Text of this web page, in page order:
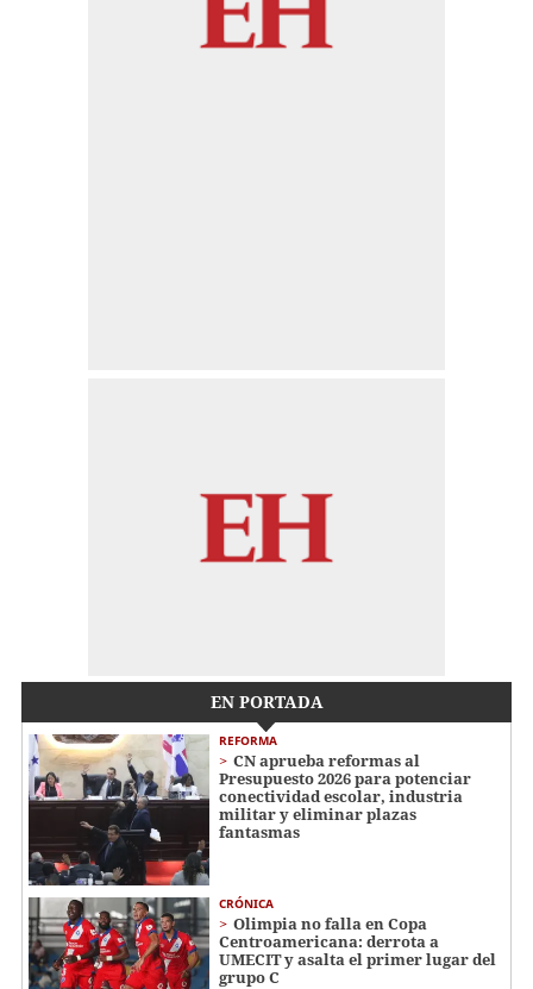
EN PORTADA
REFORMA
CN aprueba reformas al
Presupuesto 2026 para potenciar
conectividad escolar, industria
militar y eliminar plazas
fantasmas
CRÓNICA
Olimpia no falla en Copa
Centroamericana: derrota a
UMECIT y asalta el primer lugar del
grupo C